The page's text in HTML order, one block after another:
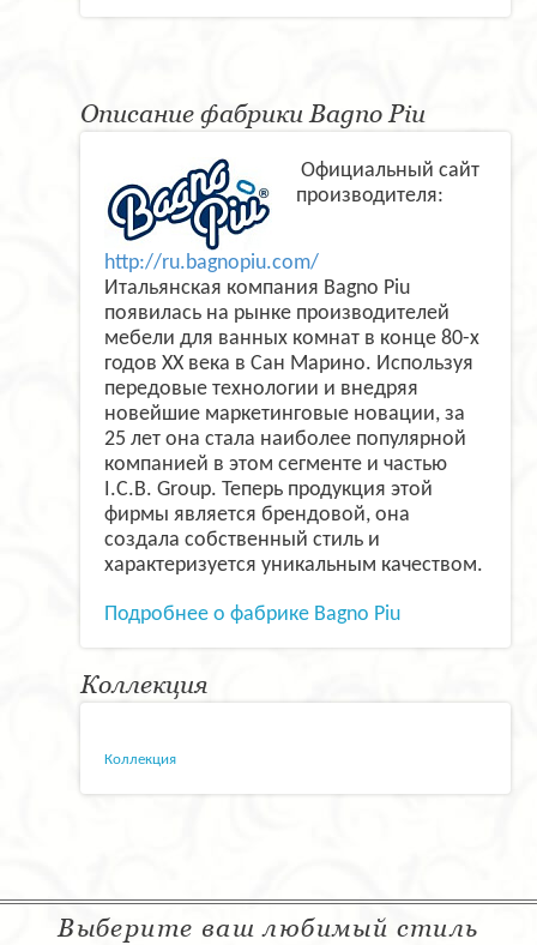
Описание фабрики Bagno Piu
Официальный сайт
производителя:
http://ru.bagnopiu.com/
Итальянская компания Bagno Piu
появилась на рынке производителей
мебели для ванных комнат в конце 80-х
годов ХХ века в Сан Марино. Используя
передовые технологии и внедряя
новейшие маркетинговые новации, за
25 лет она стала наиболее популярной
компанией в этом сегменте и частью
I.C.B. Group. Теперь продукция этой
фирмы является брендовой, она
создала собственный стиль и
характеризуется уникальным качеством.
Подробнее о фабрике Bagno Piu
Коллекция
Коллекция
Выберите ваш любимый стиль